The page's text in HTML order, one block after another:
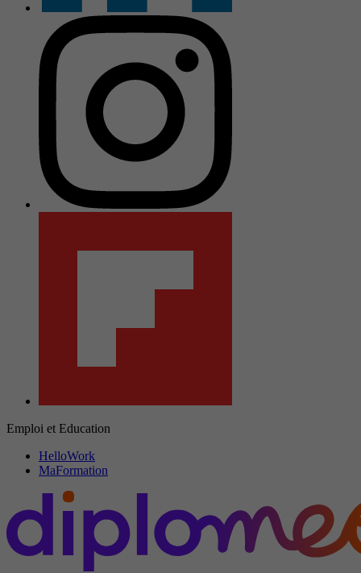
Emploi et Education
HelloWork
MaFormation